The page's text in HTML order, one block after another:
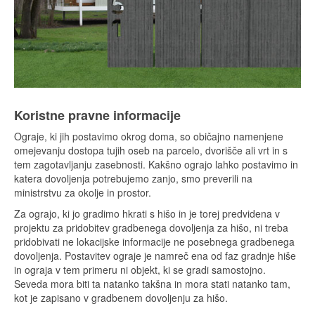
Koristne pravne informacije
Ograje, ki jih postavimo okrog doma, so običajno namenjene
omejevanju dostopa tujih oseb na parcelo, dvorišče ali vrt in s
tem zagotavljanju zasebnosti. Kakšno ograjo lahko postavimo in
katera dovoljenja potrebujemo zanjo, smo preverili na
ministrstvu za okolje in prostor.
Za ograjo, ki jo gradimo hkrati s hišo in je torej predvidena v
projektu za pridobitev gradbenega dovoljenja za hišo, ni treba
pridobivati ne lokacijske informacije ne posebnega gradbenega
dovoljenja. Postavitev ograje je namreč ena od faz gradnje hiše
in ograja v tem primeru ni objekt, ki se gradi samostojno.
Seveda mora biti ta natanko takšna in mora stati natanko tam,
kot je zapisano v gradbenem dovoljenju za hišo.